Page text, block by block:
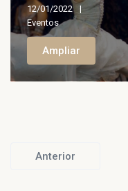
12/01/2022
Eventos
Ampliar
Anterior